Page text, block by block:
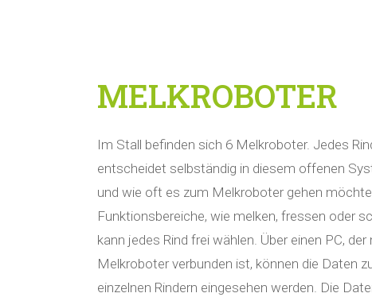
MELKROBOTER
Im Stall befinden sich 6 Melkroboter. Jedes
entscheidet selbständig in diesem offenen
und wie oft es zum Melkroboter gehen
Funktionsbereiche, wie melken, fressen oder
kann jedes Rind frei wählen. Über einen PC,
Melkroboter verbunden ist, können die Daten
einzelnen Rindern eingesehen werden. Die